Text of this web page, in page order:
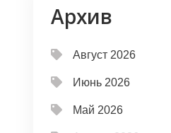
Архив
Август 2026
Июнь 2026
Май 2026